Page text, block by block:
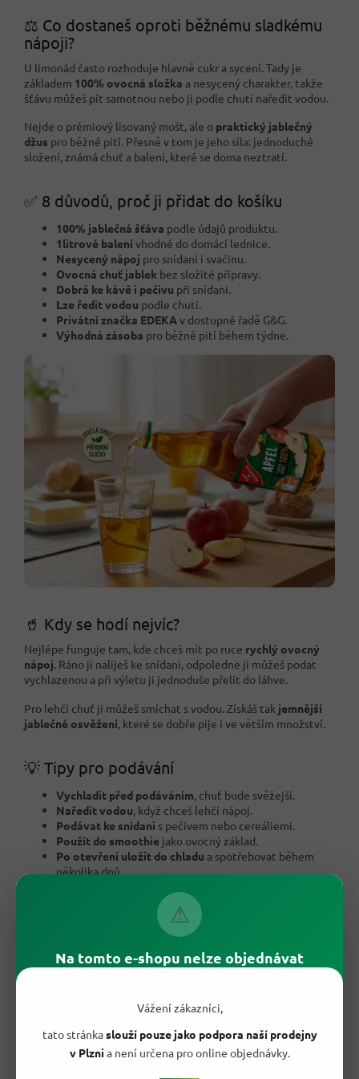
⚠
Na tomto e-shopu nelze objednávat
Vážení zákazníci,
tato stránkaslouží pouze jako podpora naší prodejny
v Plznia není určena pro online objednávky.
⚖️ Co dostaneš oproti běžnému sladkému
nápoji?
U limonád často rozhoduje hlavně cukr a sycení. Tady je
základem 100% ovocná složka a nesycený charakter, takže
šťávu můžeš pít samotnou nebo ji podle chuti naředit vodou.
Nejde o prémiový lisovaný mošt, ale o praktický jablečný
džus pro běžné pití. Přesně v tom je jeho síla: jednoduché
složení, známá chuť a balení, které se doma neztratí.
✅ 8 důvodů, proč ji přidat do košíku
100% jablečná šťáva podle údajů produktu.
1litrové balení vhodné do domácí lednice.
Nesycený nápoj pro snídani i svačinu.
Ovocná chuť jablek bez složité přípravy.
Dobrá ke kávě i pečivu při snídani.
Lze ředit vodou podle chuti.
Privátní značka EDEKAv dostupné řadě G&G.
Výhodná zásoba pro běžné pití během týdne.
🥤 Kdy se hodí nejvíc?
Nejlépe funguje tam, kde chceš mít po ruce rychlý ovocný
nápoj. Ráno ji naliješ ke snídani, odpoledne ji můžeš podat
vychlazenou a při výletu ji jednoduše přelít do láhve.
Pro lehčí chuť ji můžeš smíchat s vodou. Získáš tak jemnější
jablečné osvěžení, které se dobře pije i ve větším množství.
💡 Tipy pro podávání
Vychladit před podáváním, chuť bude svěžejší.
Naředit vodou, když chceš lehčí nápoj.
Podávat ke snídani s pečivem nebo cereáliemi.
Použít do smoothie jako ovocný základ.
Po otevření uložit do chladu a spotřebovat během
několika dnů.